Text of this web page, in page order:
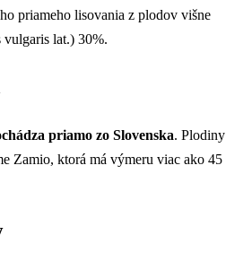
priameho lisovania z plodov višne
vulgaris lat.) 30%.
priamo zo Slovenska. Plodiny
Zamio, ktorá má výmeru viac ako 45